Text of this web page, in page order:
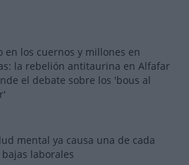
en los cuernos y millones en
la rebelión antitaurina en Alfafar
el debate sobre los 'bous al
mental ya causa una de cada
bajas laborales